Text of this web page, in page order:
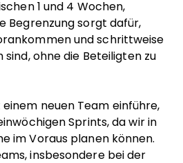
1 und 4 Wochen,
Begrenzung sorgt dafür,
und schrittweise
ohne die Beteiligten zu
neuen Team einführe,
Sprints, da wir in
im Voraus planen können.
insbesondere bei der